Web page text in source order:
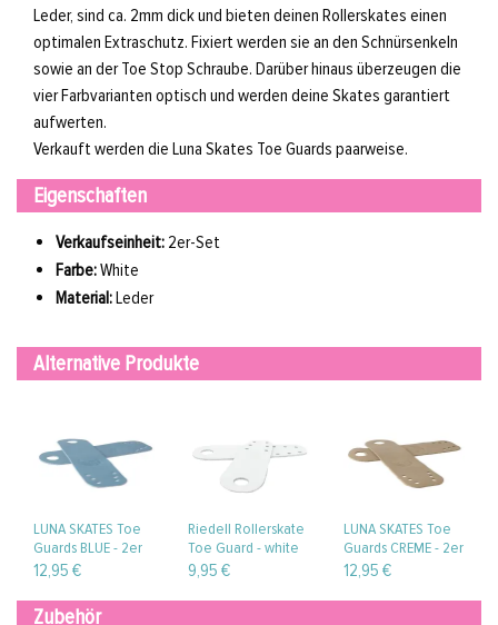
Leder, sind ca. 2mm dick und bieten deinen Rollerskates einen
optimalen Extraschutz. Fixiert werden sie an den Schnürsenkeln
sowie an der Toe Stop Schraube. Darüber hinaus überzeugen die
vier Farbvarianten optisch und werden deine Skates garantiert
aufwerten.
Verkauft werden die Luna Skates Toe Guards paarweise.
Eigenschaften
Verkaufseinheit: 2er-Set
Farbe:White
Material:Leder
Alternative Produkte
LUNA SKATES Toe
Guards BLUE - 2er
Set
12,95 €
Riedell Rollerskate
Toe Guard - white
chapparel (2er-Set)
9,95 €
LUNA SKATES Toe
Guards CREME - 2er
Set
12,95 €
Zubehör